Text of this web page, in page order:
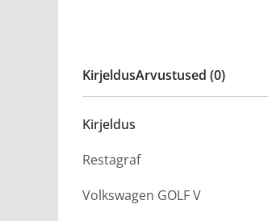
KirjeldusArvustused (0)
Kirjeldus
Restagraf
Volkswagen GOLF V